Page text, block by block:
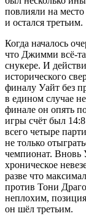
повлияли на
и остался третьим.
Когда началось
что Джимми всё-
снукере. И
исторического
финалу Уайт без
в едином случае
финале он опять
игры счёт был
всего четыре
не только
чемпионат. Вновь
хроническое
разве что
против Тони
неплохим,
он шёл третьим.